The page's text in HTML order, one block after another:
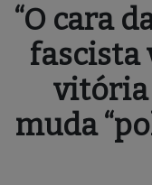
“O cara
fascista
vitória
muda